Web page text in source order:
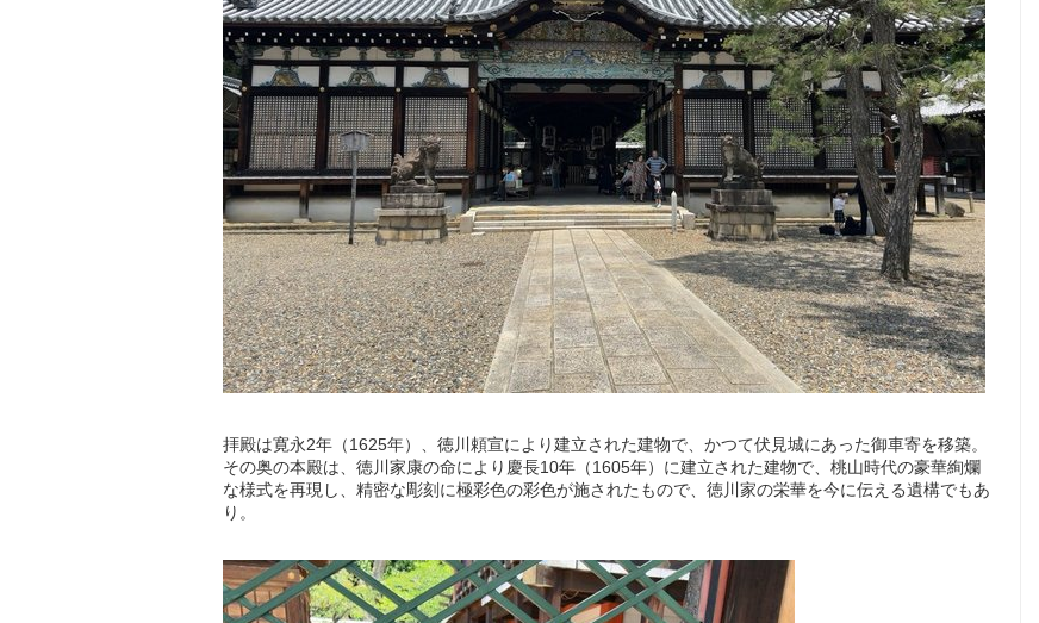
拝殿は寛永2年（1625年）、徳川頼宣により建立された建物で、かつて伏見城にあった御車寄を移築。
その奥の本殿は、徳川家康の命により慶長10年（1605年）に建立された建物で、桃山時代の豪華絢爛
な様式を再現し、精密な彫刻に極彩色の彩色が施されたもので、徳川家の栄華を今に伝える遺構でもあ
り。